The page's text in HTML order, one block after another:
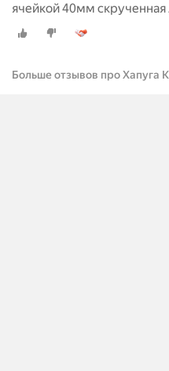
ячейкой 40мм скрученная
Больше отзывов про Хапуга